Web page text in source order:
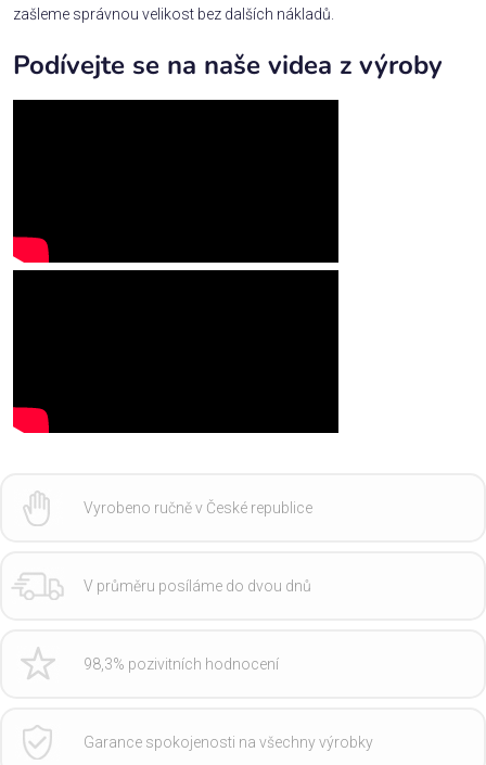
zašleme správnou velikost bez dalších nákladů.
Podívejte se na naše videa z výroby
Vyrobeno ručně v České republice
V průměru posíláme do dvou dnů
98,3% pozivitních hodnocení
Garance spokojenosti na všechny výrobky